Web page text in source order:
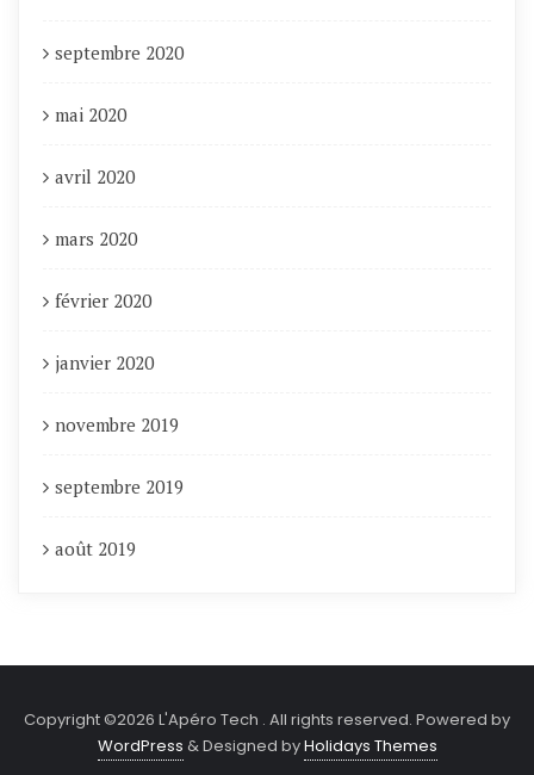
septembre 2020
mai 2020
avril 2020
mars 2020
février 2020
janvier 2020
novembre 2019
septembre 2019
août 2019
Copyright ©2026 L'Apéro Tech . All rights reserved. Powered by
WordPress &Designed byHolidays Themes